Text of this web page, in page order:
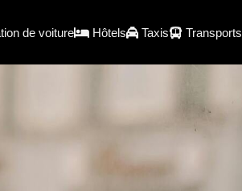
de voiture Hôtels Taxis Transports